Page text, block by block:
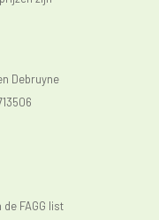
Debruyne
FAGG list